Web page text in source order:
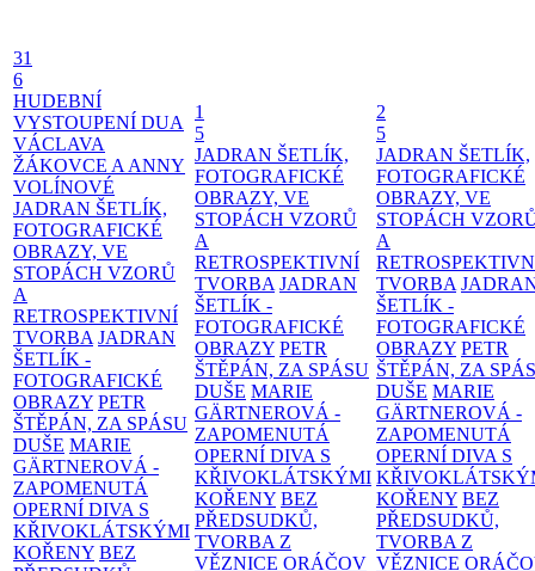
31
6
HUDEBNÍ
VYSTOUPENÍ DUA
VÁCLAVA
ŽÁKOVCE A ANNY
VOLÍNOVÉ
JADRAN ŠETLÍK,
FOTOGRAFICKÉ
OBRAZY, VE
STOPÁCH VZORŮ
A
RETROSPEKTIVNÍ
TVORBA JADRAN
ŠETLÍK -
FOTOGRAFICKÉ
OBRAZY PETR
ŠTĚPÁN, ZA SPÁSU
DUŠE MARIE
GÄRTNEROVÁ -
ZAPOMENUTÁ
OPERNÍ DIVA S
KŘIVOKLÁTSKÝMI
KOŘENY BEZ
1
5
JADRAN ŠETLÍK,
FOTOGRAFICKÉ
OBRAZY, VE
STOPÁCH VZORŮ
A
RETROSPEKTIVNÍ
TVORBA JADRAN
ŠETLÍK -
FOTOGRAFICKÉ
OBRAZY PETR
ŠTĚPÁN, ZA SPÁSU
DUŠE MARIE
GÄRTNEROVÁ -
ZAPOMENUTÁ
OPERNÍ DIVA S
KŘIVOKLÁTSKÝMI
KOŘENY BEZ
PŘEDSUDKŮ,
TVORBA Z
VĚZNICE ORÁČOV
2
5
JADRAN ŠETLÍK,
FOTOGRAFICKÉ
OBRAZY, VE
STOPÁCH
A
TVORBA
ŠETLÍK -
FOTOGRAFICKÉ
OBRAZY PETR
ŠTĚPÁN, ZA
DUŠE MARIE
GÄRTNEROVÁ -
ZAPOMENUTÁ
OPERNÍ DIVA S
KOŘENY BEZ
PŘEDSUDKŮ,
TVORBA Z
VĚZNICE